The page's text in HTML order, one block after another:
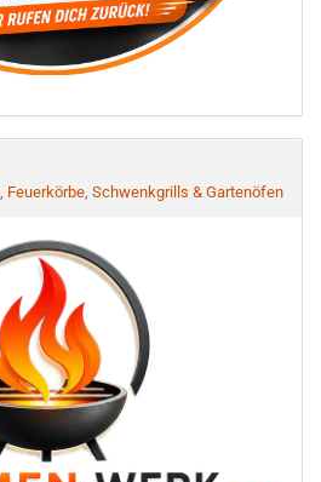
Feuerkörbe, Schwenkgrills & Gartenöfen